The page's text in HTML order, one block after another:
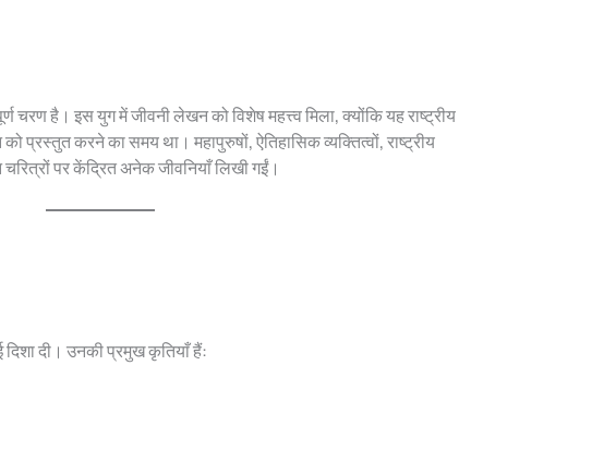
चरण है। इस युग में जीवनी लेखन को विशेष महत्त्व मिला, क्योंकि यह राष्ट्रीय
प्रस्तुत करने का समय था। महापुरुषों, ऐतिहासिक व्यक्तित्वों, राष्ट्रीय
पर केंद्रित अनेक जीवनियाँ लिखी गईं।
दिशा दी। उनकी प्रमुख कृतियाँ हैं: